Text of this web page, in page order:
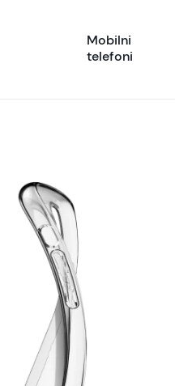
Mobilni
telefoni